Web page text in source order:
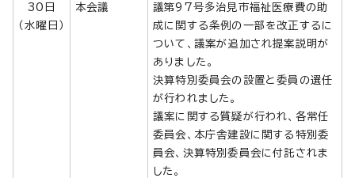
30日
（水曜日）
本会議
議第97号多治見市福祉医療費の助
成に関する条例の一部を改正するに
ついて、議案が追加され提案説明が
ありました。
決算特別委員会の設置と委員の選任
が行われました。
議案に関する質疑が行われ、各常任
委員会、本庁舎建設に関する特別委
員会、決算特別委員会に付託されま
した。